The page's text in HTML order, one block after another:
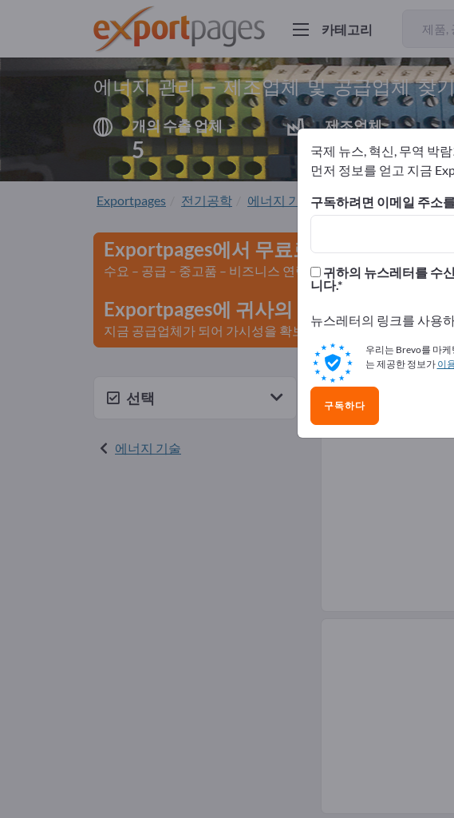
카테고리
에너지 관리 – 제조업체 및 공급업체 찾
개의 수출 업체
5
제조업체
5
Exportpages 전기공학 에너지 기술 에너지 관리
Exportpages에서 무료로 광고하세요!
수요 – 공급 – 중고품 – 비즈니스 연락처 >> 여기서 시작하세요
Exportpages에 귀사의 회사와 제품을 게시
지금 공급업체가 되어 가시성을 확보하세요>> 여기서 게시하기
선택
에너지 기술
에너지 관리 공
국제 뉴스, 혁신, 무역 박
먼저 정보를 얻고 지금
구독하려면 이메일 주소
귀하의 뉴스레터를 수
니다.
뉴스레터의 링크를 사용
우리는 Brevo를 마
는 제공한 정보가 이
구독하다